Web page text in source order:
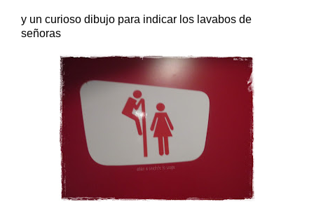
y un curioso dibujo para indicar los lavabos de
señoras